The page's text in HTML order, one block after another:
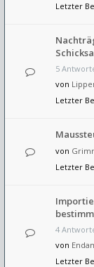
Letzter
5
von
Letzter
von
Letzter
4
von
Letzter